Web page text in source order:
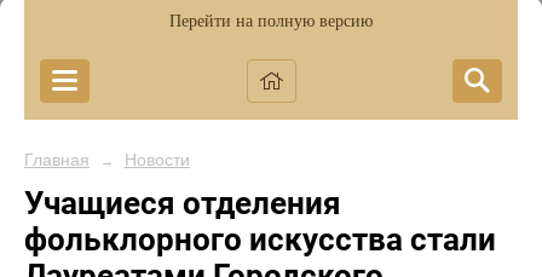
Перейти на полную версию
Главная → Новости
Учащиеся отделения
фольклорного искусства стали